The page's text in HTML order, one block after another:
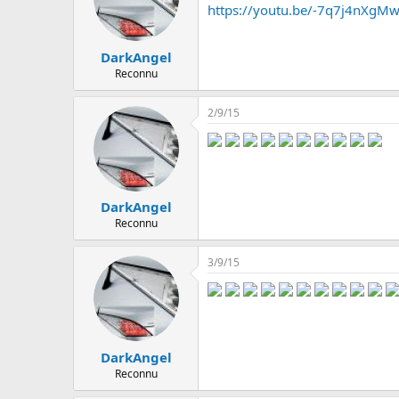
DarkAngel
Reconnu
https://youtu.be/-7q7j4nXgMw
DarkAngel
Reconnu
2/9/15
DarkAngel
Reconnu
3/9/15